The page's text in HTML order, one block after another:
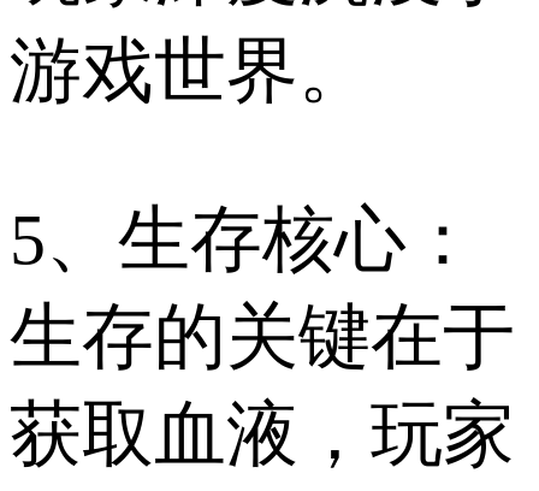
游戏世界。
5、生存核心：
生存的关键在于
获取血液，玩家